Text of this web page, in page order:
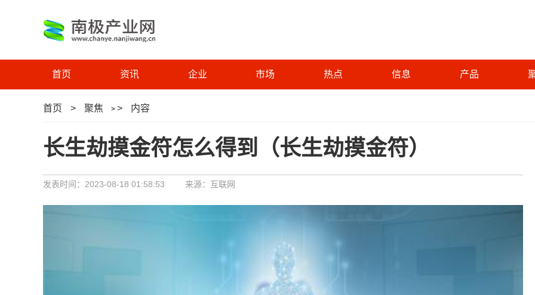
首页 资讯 企业 市场 热点 信息 产品
首页 > 聚焦 > > 内容
长生劫摸金符怎么得到（长生劫摸金符）
发表时间：2023-08-18 01:58:53 来源：互联网